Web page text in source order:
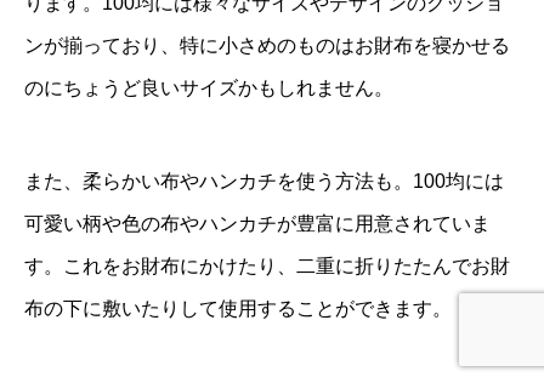
ンが揃っており、特に小さめのものはお財布を寝かせる
のにちょうど良いサイズかもしれません。
また、柔らかい布やハンカチを使う方法も。100均には
可愛い柄や色の布やハンカチが豊富に用意されていま
す。これをお財布にかけたり、二重に折りたたんでお財
布の下に敷いたりして使用することができます。